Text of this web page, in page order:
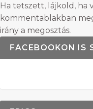
Ha tetszett, lájkold, ha
kommentablakban
irány a megosztás.
FACEBOOKON IS